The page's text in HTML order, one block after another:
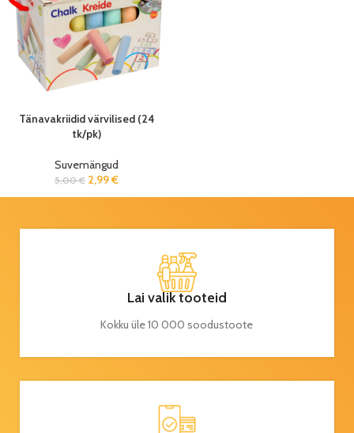
Tänavakriidid värvilised (24
tk/pk)
Suvemängud
5,00€ 2,99€
Lai valik tooteid
Kokku üle 10 000 soodustoote